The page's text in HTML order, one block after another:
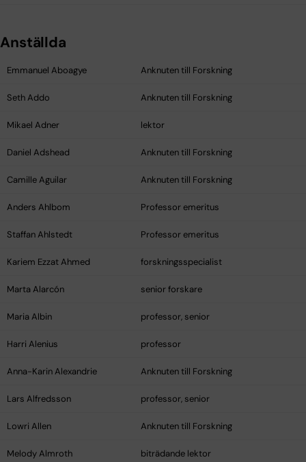
Anställda
Emmanuel Aboagye Anknuten till Forskning
Seth Addo Anknuten till Forskning
Mikael Adner lektor
Daniel Adshead Anknuten till Forskning
Camille Aguilar Anknuten till Forskning
Anders Ahlbom Professor emeritus
Staffan Ahlstedt Professor emeritus
Kariem Ezzat Ahmed forskningsspecialist
Marta Alarcón senior forskare
Maria Albin professor, senior
Harri Alenius professor
Anna-Karin Alexandrie Anknuten till Forskning
Lars Alfredsson professor, senior
Lowri Allen Anknuten till Forskning
Melody Almroth biträdande lektor